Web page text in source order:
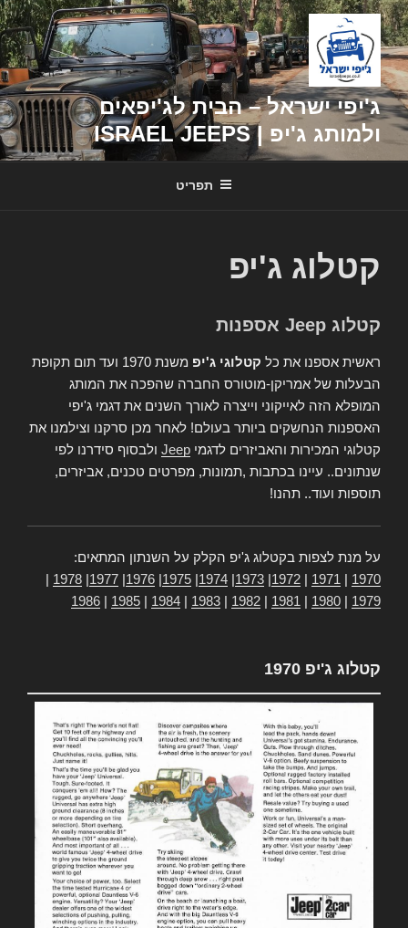
דילוג
לתוכן
ג'יפי ישראל – הבית לג'יפאים
ולמותג ג'יפ | ISRAEL JEEPS
תפריט
קטלוג ג'יפ
קטלוג Jeep אספנות
ראשית אספנו את כל קטלוגי ג'יפ
משנת 1970 ועד תום תקופת
הבעלות של אמריקן-מוטורס החברה שהפכה את המותג
המופלא הזה לאייקוני וייצרה לאורך השנים את דגמי ג'יפי
האספנות הנחשקים ביותר בעולם! לאחר מכן סרקנו וצילמנו את
קטלוגי המכירות והאביזרים לדגמי Jeep ולבסוף סידרנו לפי
שנתונים.. עיינו בכתבות ,תמונות, מפרטים טכנים, אביזרים,
תוספות ועוד.. תהנו!
על מנת לצפות בקטלוג ג'יפ הקלק על השנתון המתאים:
1970
1971
1972
1973
1974
1975
1976
1977
1978
1979
1980
1981
1982
1983
1984
1985
1986
קטלוג ג'יפ 1970